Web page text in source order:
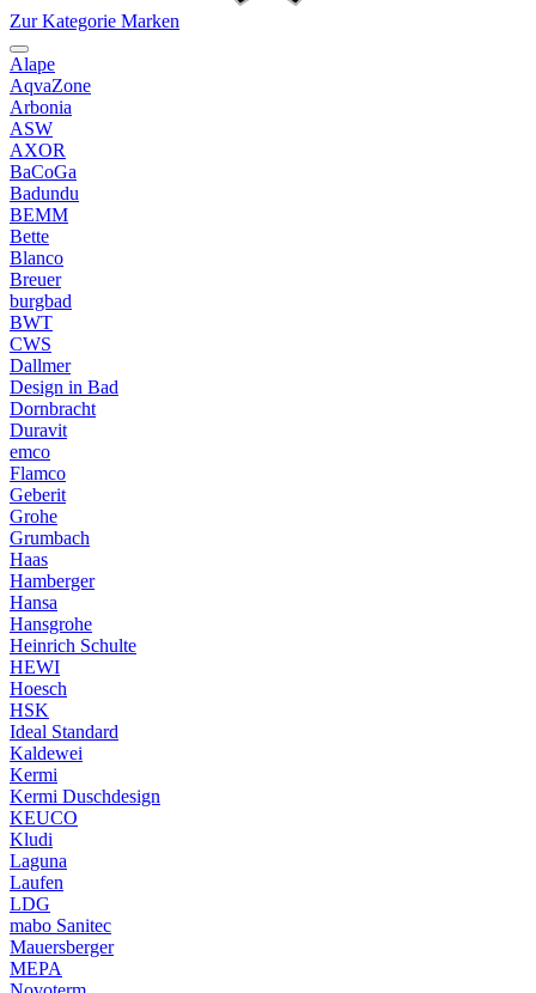
Zur Kategorie Marken
Alape
AqvaZone
Arbonia
ASW
AXOR
BaCoGa
Badundu
BEMM
Bette
Blanco
Breuer
burgbad
BWT
CWS
Dallmer
Design in Bad
Dornbracht
Duravit
emco
Flamco
Geberit
Grohe
Grumbach
Haas
Hamberger
Hansa
Hansgrohe
Heinrich Schulte
HEWI
Hoesch
HSK
Ideal Standard
Kaldewei
Kermi
Kermi Duschdesign
KEUCO
Kludi
Laguna
Laufen
LDG
mabo Sanitec
Mauersberger
MEPA